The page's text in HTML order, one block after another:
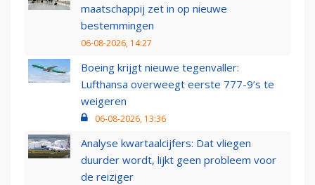
maatschappij zet in op nieuwe
bestemmingen
06-08-2026, 14:27
Boeing krijgt nieuwe tegenvaller:
Lufthansa overweegt eerste 777-9’s te
weigeren
06-08-2026, 13:36
Analyse kwartaalcijfers: Dat vliegen
duurder wordt, lijkt geen probleem voor
de reiziger